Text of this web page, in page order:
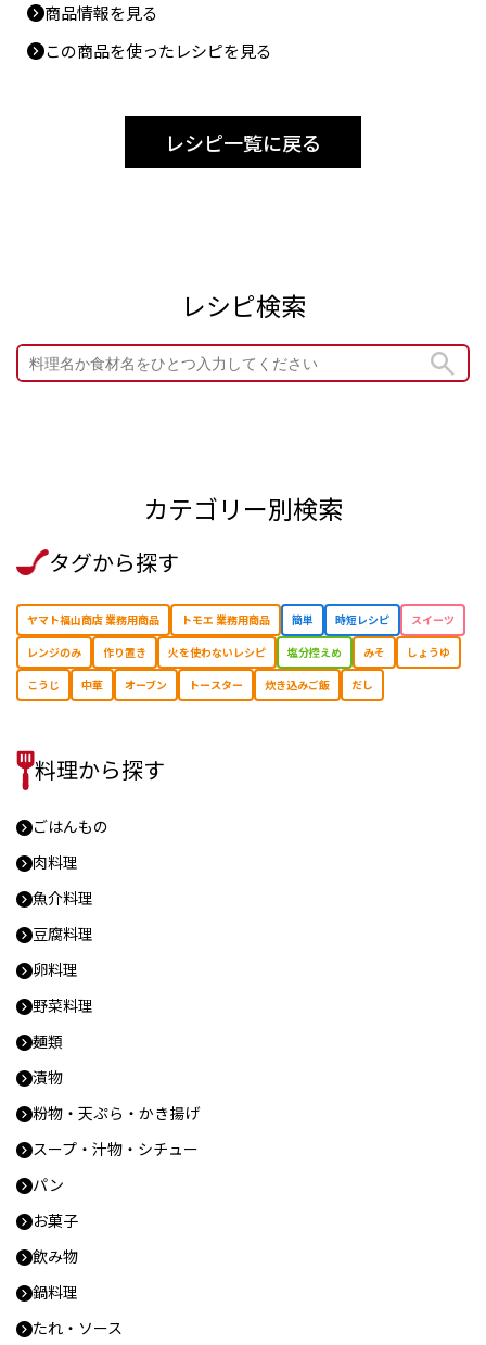
商品情報を見る
この商品を使ったレシピを見る
レシピ一覧に戻る
レシピ検索
カテゴリー別検索
タグから探す
ヤマト福山商店 業務用商品 トモエ 業務用商品 簡単 時短レシピ
スイーツ
レンジのみ
作り置き ⽕を使わないレシピ 塩分控えめ みそ
しょうゆ
こうじ
中華 オーブン トースター 炊き込みご飯 だし
料理から探す
ごはんもの
肉料理
魚介料理
豆腐料理
卵料理
野菜料理
麺類
漬物
粉物・天ぷら・かき揚げ
スープ・汁物・シチュー
パン
お菓子
飲み物
鍋料理
たれ・ソース